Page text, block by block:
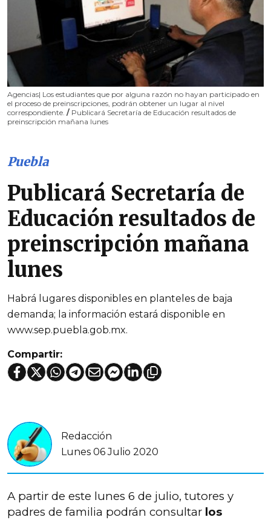
Agencias| Los estudiantes que por alguna razón no hayan participado en
el proceso de preinscripciones, podrán obtener un lugar al nivel
correspondiente. / Publicará Secretaría de Educación resultados de
preinscripción mañana lunes
Puebla
Publicará Secretaría de
Educación resultados de
preinscripción mañana
lunes
Habrá lugares disponibles en planteles de baja
demanda; la información estará disponible en
www.sep.puebla.gob.mx.
Compartir:
Redacción
Lunes 06 Julio 2020
A partir de este lunes 6 de julio, tutores y
padres de familia podrán consultar los